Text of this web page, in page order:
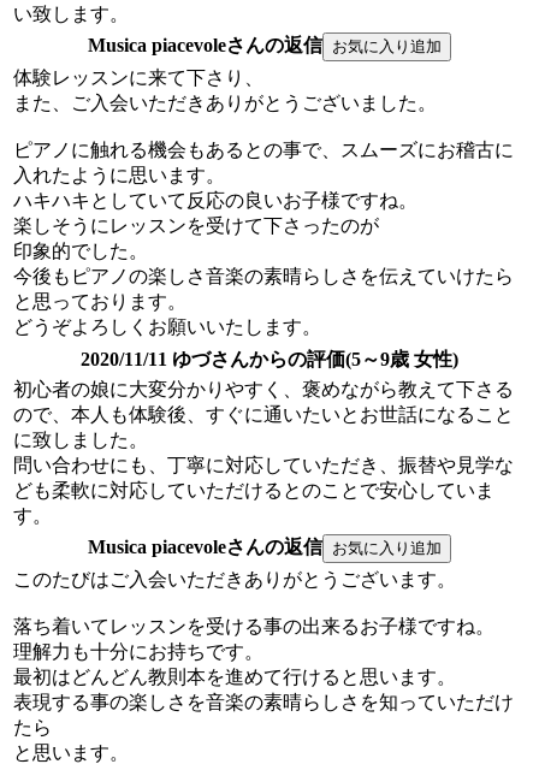
い致します。
Musica piacevoleさんの返信
体験レッスンに来て下さり、
また、ご入会いただきありがとうございました。
ピアノに触れる機会もあるとの事で、スムーズにお稽古に
入れたように思います。
ハキハキとしていて反応の良いお子様ですね。
楽しそうにレッスンを受けて下さったのが
印象的でした。
今後もピアノの楽しさ音楽の素晴らしさを伝えていけたら
と思っております。
どうぞよろしくお願いいたします。
2020/11/11 ゆづさんからの評価(5～9歳 女性)
初心者の娘に大変分かりやすく、褒めながら教えて下さる
ので、本人も体験後、すぐに通いたいとお世話になること
に致しました。
問い合わせにも、丁寧に対応していただき、振替や見学な
ども柔軟に対応していただけるとのことで安心していま
す。
Musica piacevoleさんの返信
このたびはご入会いただきありがとうございます。
落ち着いてレッスンを受ける事の出来るお子様ですね。
理解力も十分にお持ちです。
最初はどんどん教則本を進めて行けると思います。
表現する事の楽しさを音楽の素晴らしさを知っていただけ
たら
と思います。